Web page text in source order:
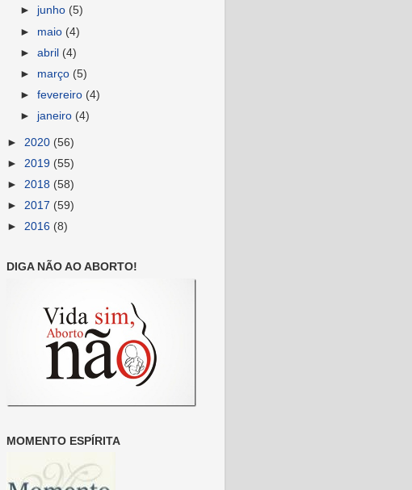
► junho (5)
► maio (4)
►abril (4)
► março (5)
►fevereiro (4)
► janeiro (4)
► 2020 (56)
► 2019 (55)
► 2018 (58)
► 2017 (59)
► 2016 (8)
DIGA NÃO AO ABORTO!
MOMENTO ESPÍRITA